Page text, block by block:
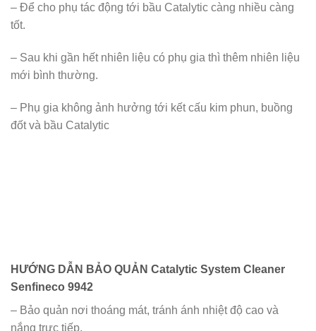
– Để cho phụ tác động tới bầu Catalytic càng nhiều càng
tốt.
– Sau khi gần hết nhiên liệu có phụ gia thì thêm nhiên liệu
mới bình thường.
– Phụ gia không ảnh hưởng tới kết cấu kim phun, buồng
đốt và bầu Catalytic
HƯỚNG DẪN BẢO QUẢN Catalytic System Cleaner
Senfineco 9942
– Bảo quản nơi thoáng mát, tránh ánh nhiệt độ cao và
nắng trực tiếp.